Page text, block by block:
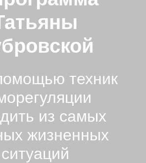
техник
из самых
жизненных
ситуаций